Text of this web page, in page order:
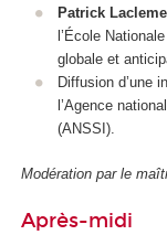
Patrick
l’École
globale et
Diffusion d’une
l’Agence
(ANSSI).
Modération par le
Après-midi